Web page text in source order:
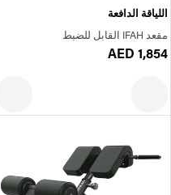
اللياقة الدافعة
مقعد IFAH القابل للضبط
AED 1,854